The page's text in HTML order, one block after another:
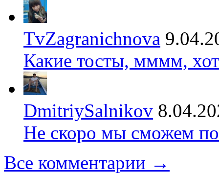
TvZagranichnova
Какие тосты, мммм,
DmitriySalnikov
Не скоро мы сможем
Все комментарии →